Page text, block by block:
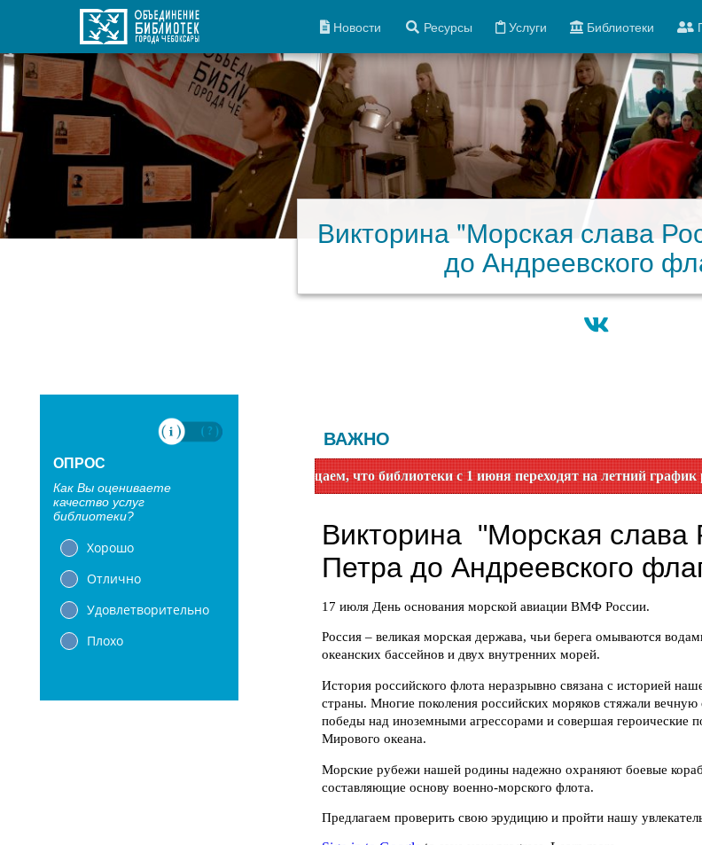
Новости Ресурсы Услуги Библиотеки
Викторина "Морская слава
до Андреевского
ОПРОС
Как Вы оцениваете
качество услуг
библиотеки?
Хорошо
Отлично
Удовлетворительно
Плохо
ВАЖНО
Уважаемые читатели! Сообщаем, что библиотеки с 1 июня переходят на летний график